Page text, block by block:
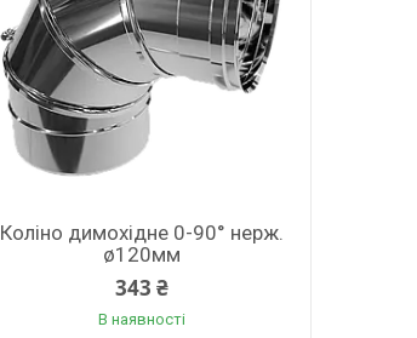
Коліно димохідне 0-90° нерж.
ø120мм
343 ₴
В наявності